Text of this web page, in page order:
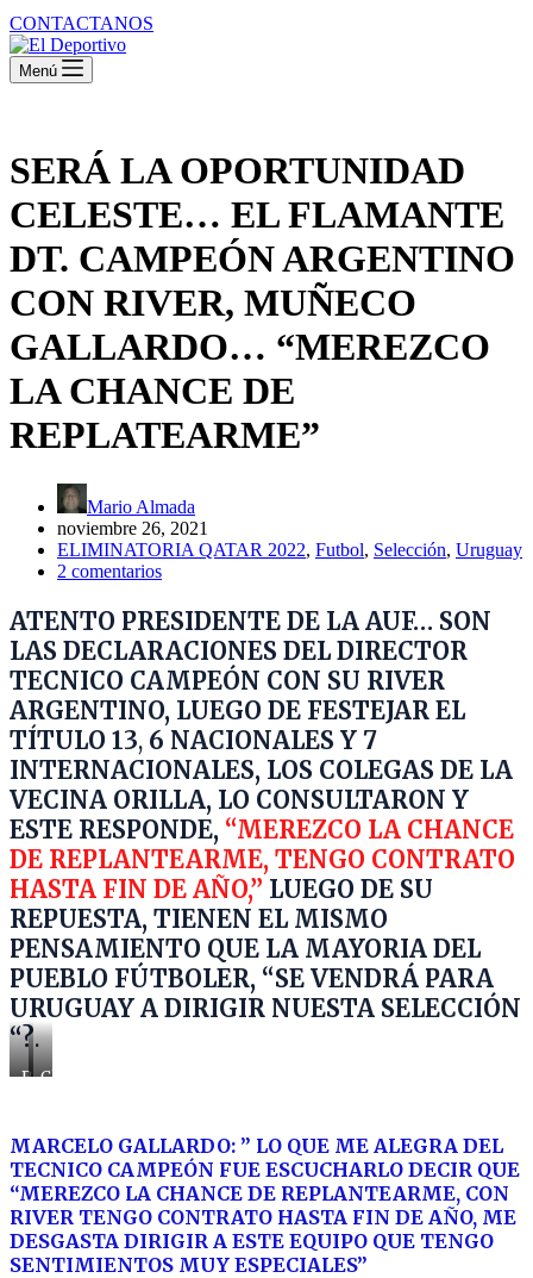
CONTACTANOS
Menú
SERÁ LA OPORTUNIDAD
CELESTE… EL FLAMANTE
DT. CAMPEÓN ARGENTINO
CON RIVER, MUÑECO
GALLARDO… “MEREZCO
LA CHANCE DE
REPLATEARME”
Mario Almada
noviembre 26, 2021
ELIMINATORIA QATAR 2022, Futbol, Selección, Uruguay
2 comentarios
ATENTO PRESIDENTE DE LA AUF… SON
LAS DECLARACIONES DEL DIRECTOR
TECNICO CAMPEÓN CON SU RIVER
ARGENTINO, LUEGO DE FESTEJAR EL
TÍTULO 13, 6 NACIONALES Y 7
INTERNACIONALES, LOS COLEGAS DE LA
VECINA ORILLA, LO CONSULTARON Y
ESTE RESPONDE, “MEREZCO LA CHANCE
DE REPLANTEARME, TENGO CONTRATO
HASTA FIN DE AÑO,” LUEGO DE SU
REPUESTA, TIENEN EL MISMO
PENSAMIENTO QUE LA MAYORIA DEL
PUEBLO FÚTBOLER, “SE VENDRÁ PARA
URUGUAY A DIRIGIR NUESTA SELECCIÓN
“?.
Presidente
…
Chau
la
AUF
MARCELO GALLARDO: ” LO QUE ME ALEGRA DEL
TECNICO CAMPEÓN FUE ESCUCHARLO DECIR QUE
“MEREZCO LA CHANCE DE REPLANTEARME, CON
RIVER TENGO CONTRATO HASTA FIN DE AÑO, ME
DESGASTA DIRIGIR A ESTE EQUIPO QUE TENGO
SENTIMIENTOS MUY ESPECIALES”